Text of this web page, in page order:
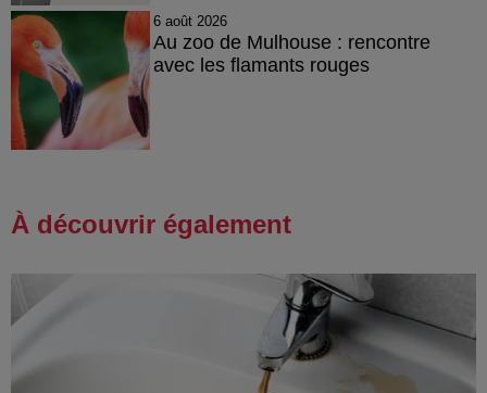
6 août 2026
Au zoo de Mulhouse : rencontre
avec les flamants rouges
À découvrir également